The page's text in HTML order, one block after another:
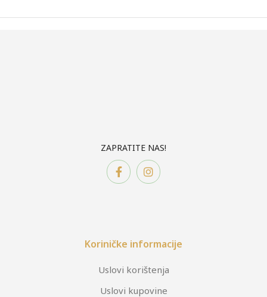
ZAPRATITE NAS!
Koriničke informacije
Uslovi korištenja
Uslovi kupovine